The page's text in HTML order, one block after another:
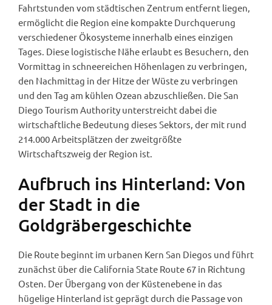
Fahrtstunden vom städtischen Zentrum entfernt liegen,
ermöglicht die Region eine kompakte Durchquerung
verschiedener Ökosysteme innerhalb eines einzigen
Tages. Diese logistische Nähe erlaubt es Besuchern, den
Vormittag in schneereichen Höhenlagen zu verbringen,
den Nachmittag in der Hitze der Wüste zu verbringen
und den Tag am kühlen Ozean abzuschließen. Die San
Diego Tourism Authority unterstreicht dabei die
wirtschaftliche Bedeutung dieses Sektors, der mit rund
214.000 Arbeitsplätzen der zweitgrößte
Wirtschaftszweig der Region ist.
Aufbruch ins Hinterland: Von
der Stadt in die
Goldgräbergeschichte
Die Route beginnt im urbanen Kern San Diegos und führt
zunächst über die California State Route 67 in Richtung
Osten. Der Übergang von der Küstenebene in das
hügelige Hinterland ist geprägt durch die Passage von